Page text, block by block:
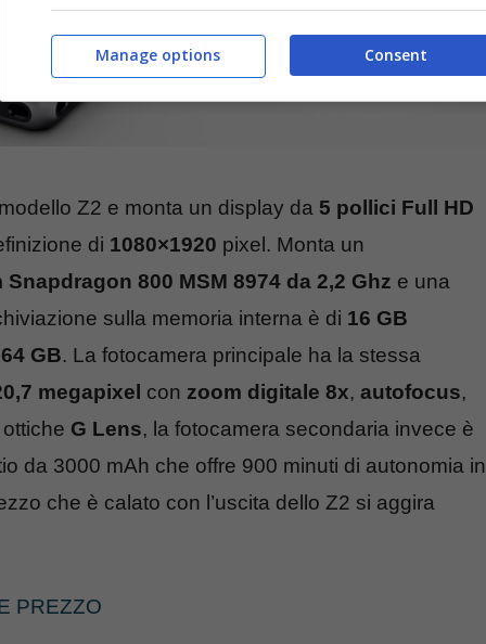
Z2 e monta un display da 5 pollici Full HD
di 1080×1920 pixel. Monta un
800 MSM 8974 da 2,2 Ghz e una
sulla memoria interna è di 16 GB
64 GB. La fotocamera principale ha la stessa
megapixel con zoom digitale 8x, autofocus,
G Lens, la fotocamera secondaria invece è
da 3000 mAh che offre 900 minuti di autonomia in
che è calato con l’uscita dello Z2 si aggira
PREZZO
Consent
Manage options